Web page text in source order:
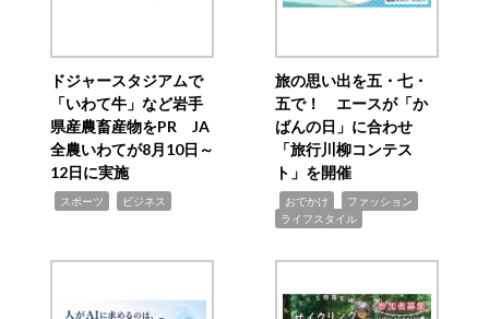
ドジャースタジアムで
「いわて牛」など岩手
県産農畜産物をPR JA
全農いわてが8月10日～
12日に実施
スポーツ ビジネス
旅の思い出を五・七・
五で！ エースが「か
ばんの日」に合わせ
「旅行川柳コンテス
ト」を開催
おでかけ ファッション
ライフスタイル